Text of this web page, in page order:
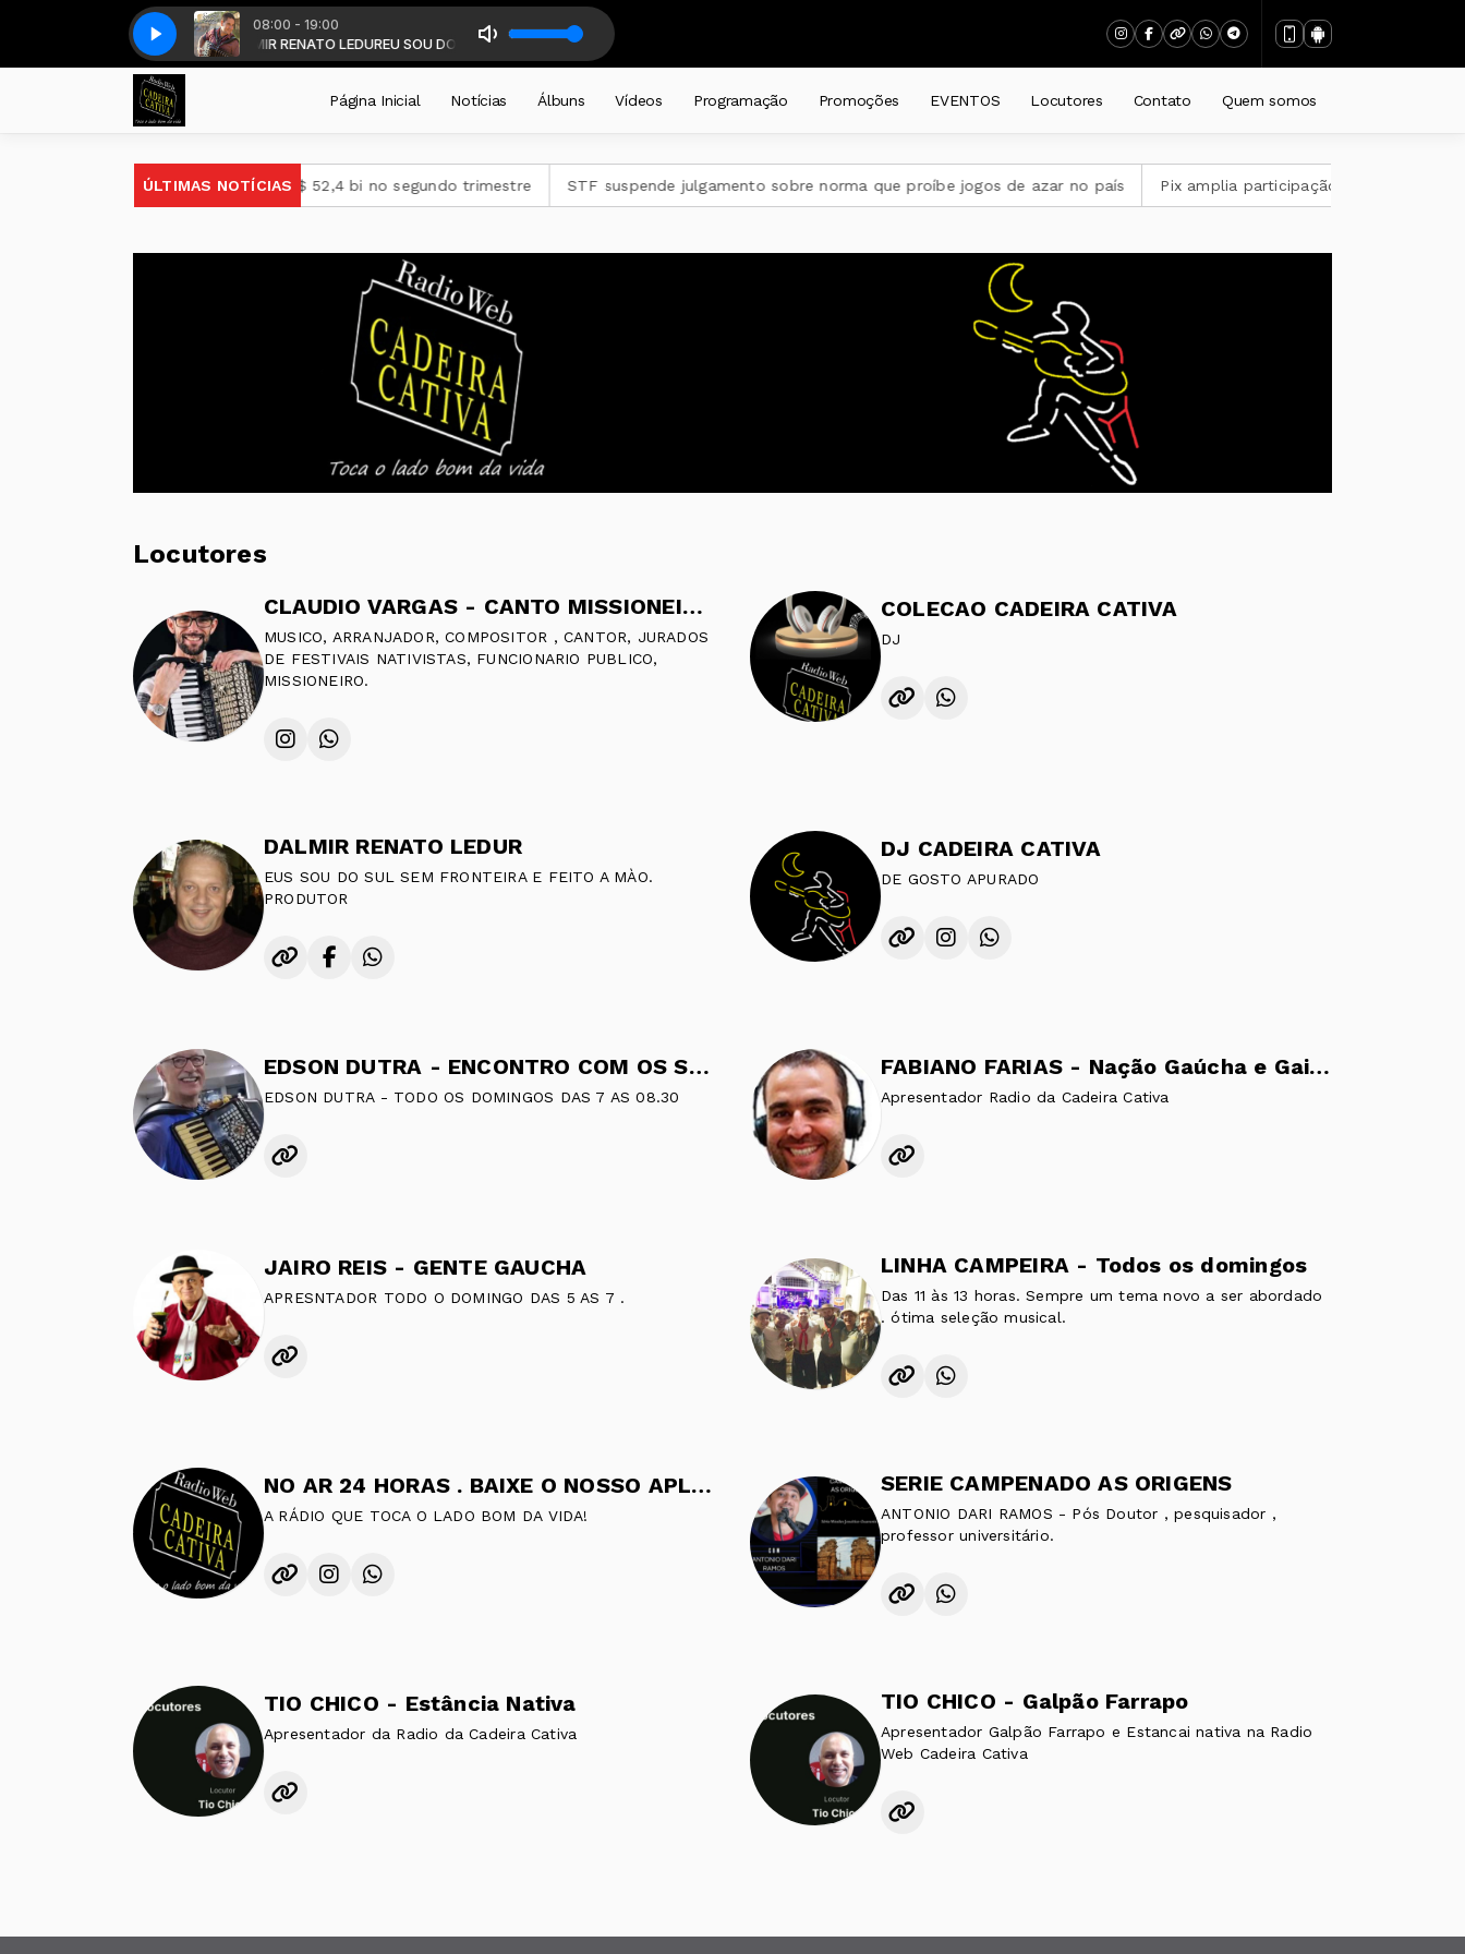
08:00 - 19:00
- DALMIR LEDUR - com DALMIR RENATO LEDUREU SOU DO SUL SEM FRONTEIRAS - DALMIR LEDUR - com DALMIR RENATO LEDUR
- O Marchador das Araucárias(MP3_128K)SANDRO MARAL - O Marchador das Araucárias(MP3_128K)
Página Inicial Notícias Álbuns Vídeos Programação Promoções EVENTOS Locutores Contato Quem somos
ÚLTIMAS NOTÍCIAS
Petrobras tem lucro líquido de R$ 52,4 bi no segundo trimestre STF suspende julgamento sobre norma que proíbe jogos de azar no país Pix amplia participação nos pagamentos em
Locutores
CLAUDIO VARGAS - CANTO MISSIONEIRO. DE SEUNDA A SABADO DAS 18.00 AS 18.30
MUSICO, ARRANJADOR, COMPOSITOR , CANTOR, JURADOS
DE FESTIVAIS NATIVISTAS, FUNCIONARIO PUBLICO,
MISSIONEIRO.
COLECAO CADEIRA CATIVA
DJ
DALMIR RENATO LEDUR
EUS SOU DO SUL SEM FRONTEIRA E FEITO A MÀO.
PRODUTOR
DJ CADEIRA CATIVA
DE GOSTO APURADO
EDSON DUTRA - ENCONTRO COM OS SERRANOS
EDSON DUTRA - TODO OS DOMINGOS DAS 7 AS 08.30
FABIANO FARIAS - Nação Gaúcha e Gaita Campo e Violão.
Apresentador Radio da Cadeira Cativa
JAIRO REIS - GENTE GAUCHA
APRESNTADOR TODO O DOMINGO DAS 5 AS 7 .
LINHA CAMPEIRA - Todos os domingos
Das 11 às 13 horas. Sempre um tema novo a ser abordado
. ótima seleção musical.
NO AR 24 HORAS . BAIXE O NOSSO APLICATIVO
A RÁDIO QUE TOCA O LADO BOM DA VIDA!
SERIE CAMPENADO AS ORIGENS
ANTONIO DARI RAMOS - Pós Doutor , pesquisador ,
professor universitário.
TIO CHICO - Estância Nativa
Apresentador da Radio da Cadeira Cativa
TIO CHICO - Galpão Farrapo
Apresentador Galpão Farrapo e Estancai nativa na Radio
Web Cadeira Cativa